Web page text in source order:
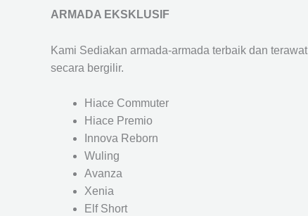
ARMADA EKSKLUSIF
Kami Sediakan armada-armada terbaik dan
secara bergilir.
Hiace Commuter
Hiace Premio
Innova Reborn
Wuling
Avanza
Xenia
Elf Short